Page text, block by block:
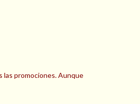
las promociones. Aunque